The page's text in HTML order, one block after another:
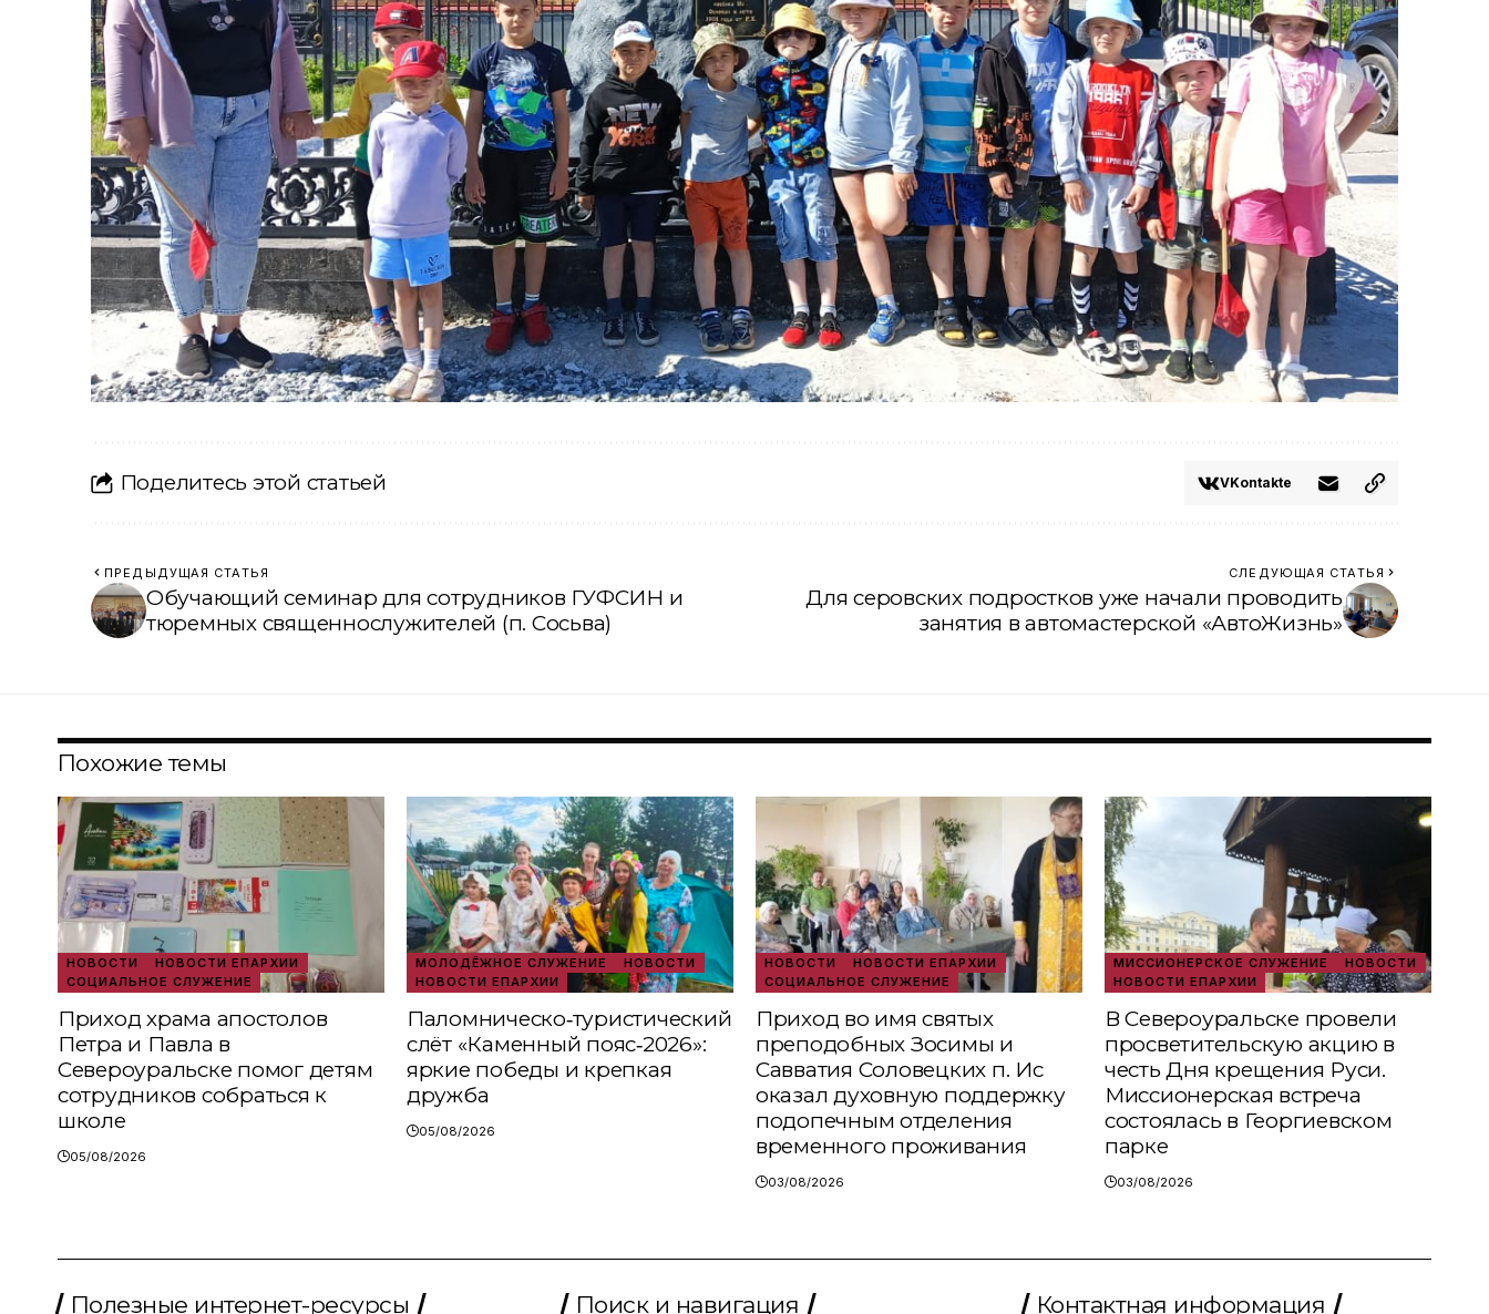
Поделитесь этой статьей VKontakte
ПРЕДЫДУЩАЯ СТАТЬЯ
Обучающий семинар для сотрудников ГУФСИН и
тюремных священнослужителей (п. Сосьва)
СЛЕДУЮЩАЯ СТАТЬЯ
Для серовских подростков уже начали проводить
занятия в автомастерской «АвтоЖизнь»
Похожие темы
НОВОСТИ
НОВОСТИ ЕПАРХИИ
СОЦИАЛЬНОЕ СЛУЖЕНИЕ
Приход храма апостолов
Петра и Павла в
Североуральске помог детям
сотрудников собраться к
школе
05/08/2026
МОЛОДЁЖНОЕ СЛУЖЕНИЕ
НОВОСТИ
НОВОСТИ ЕПАРХИИ
Паломническо‑туристический
слёт «Каменный пояс‑2026»:
яркие победы и крепкая
дружба
05/08/2026
НОВОСТИ
НОВОСТИ ЕПАРХИИ
СОЦИАЛЬНОЕ СЛУЖЕНИЕ
Приход во имя святых
преподобных Зосимы и
Савватия Соловецких п. Ис
оказал духовную поддержку
подопечным отделения
временного проживания
03/08/2026
МИССИОНЕРСКОЕ СЛУЖЕНИЕ
НОВОСТИ
НОВОСТИ ЕПАРХИИ
В Североуральске провели
просветительскую акцию в
честь Дня крещения Руси.
Миссионерская встреча
состоялась в Георгиевском
парке
03/08/2026
Полезные интернет-ресурсы Поиск и навигация Контактная информация